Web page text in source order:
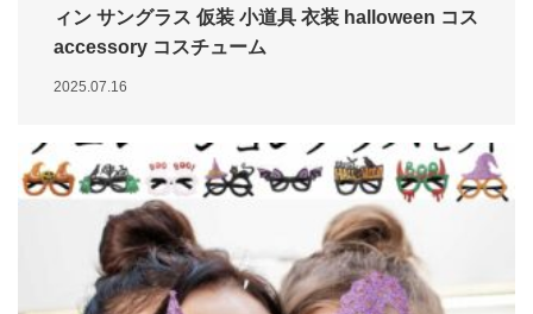
ィン サングラス 仮装 小道具 衣装 halloween コス
accessory コスチューム
2025.07.16